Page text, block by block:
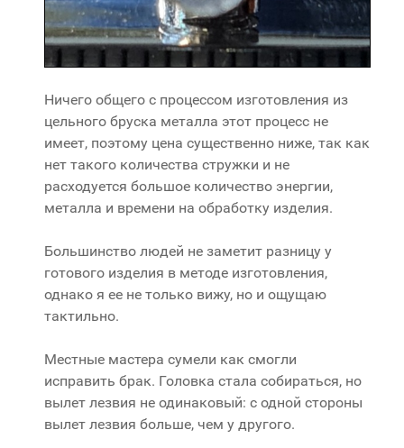
Ничего общего с процессом изготовления из
цельного бруска металла этот процесс не
имеет, поэтому цена существенно ниже, так как
нет такого количества стружки и не
расходуется большое количество энергии,
металла и времени на обработку изделия.
Большинство людей не заметит разницу у
готового изделия в методе изготовления,
однако я ее не только вижу, но и ощущаю
тактильно.
Местные мастера сумели как смогли
исправить брак. Головка стала собираться, но
вылет лезвия не одинаковый: с одной стороны
вылет лезвия больше, чем у другого.